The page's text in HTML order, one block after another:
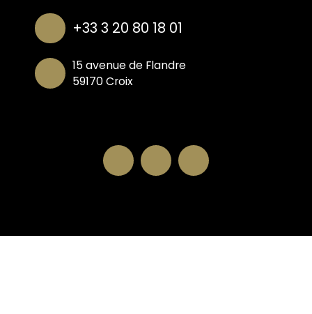
+33 3 20 80 18 01
15 avenue de Flandre
59170 Croix